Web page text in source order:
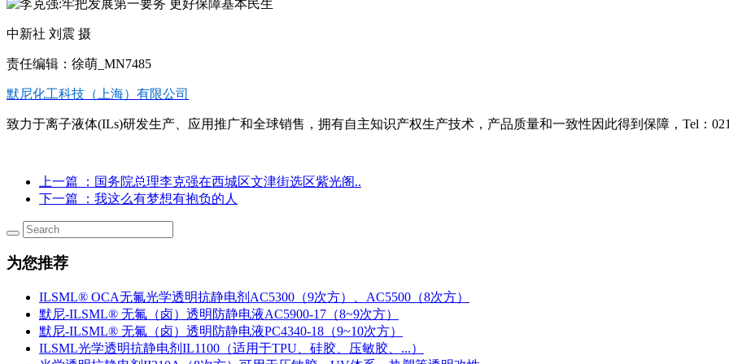
中新社 刘震 摄
责任编辑：徐萌_MN7485
默尼化工科技（上海）有限公司
致力于离子液体(ILs)研发生产、应用推广和全球销售，拥有自主知识产权生产技术，产品质量和一致性因此得到保障，Tel：
上一篇
：国务院总理李克强在西城区文津街选区紫光阁..
下一篇
：我这么有梦想有抱负的人
为您推荐
ILSML® OCA无氟光学透明抗静电剂AC5300（9次方）、AC5500（8次方）
默尼-ILSML® 无氟（卤）透明防静电液AC5900-17（8~9次方）
默尼-ILSML® 无氟（卤）透明防静电液PC4340-18（9~10次方）
ILSML光学透明抗静电剂IL1100（适用于TPU、硅胶、压敏胶、...）